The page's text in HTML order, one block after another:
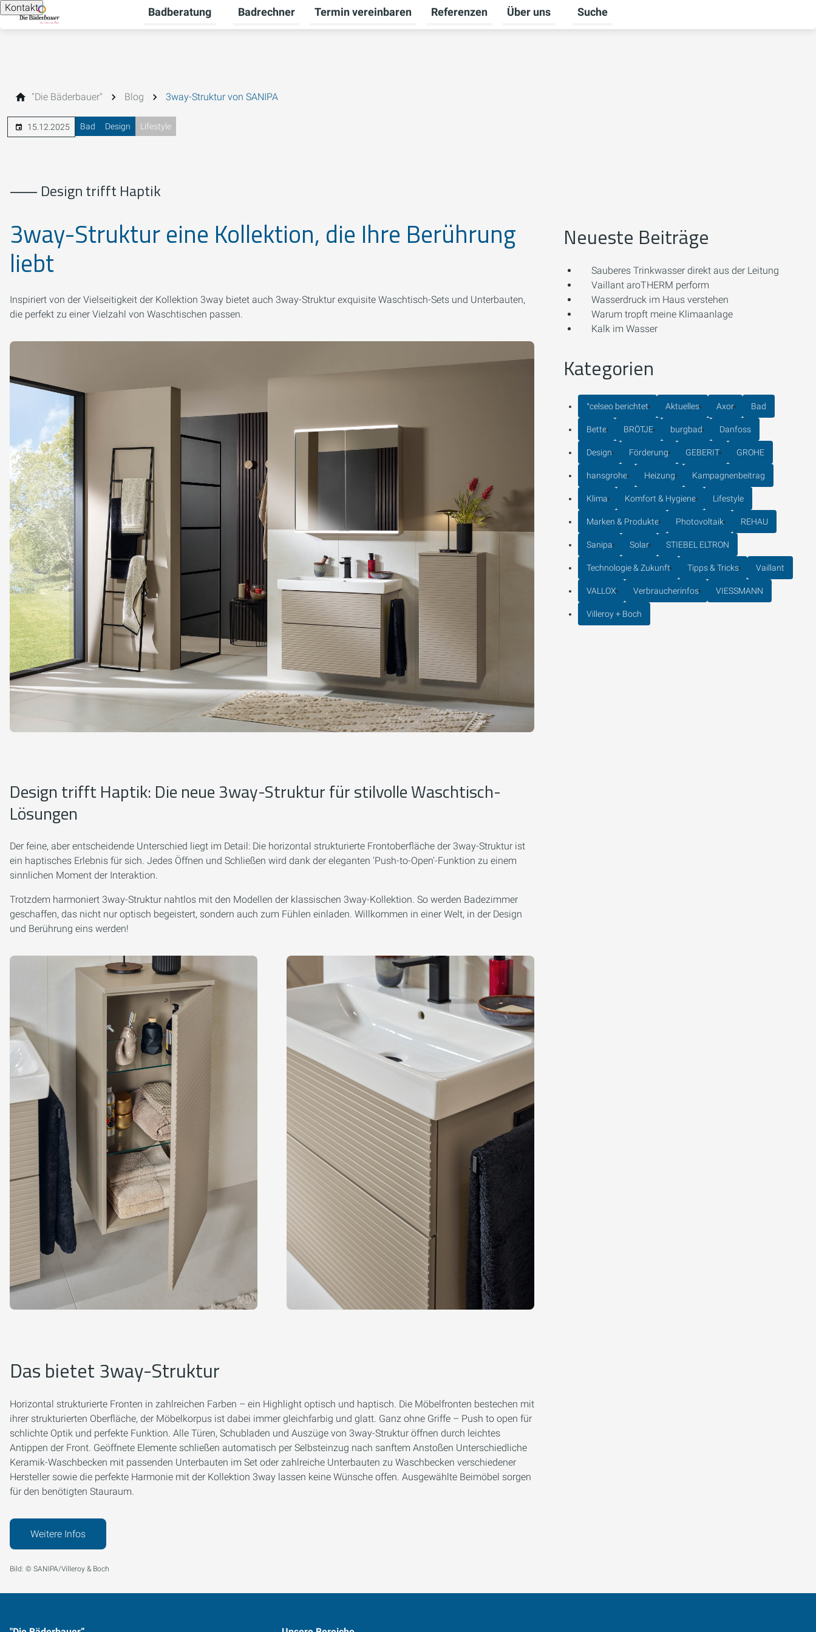
Kontakt Badberatung
Untermenü für Badberatung umschalten
Badrechner Termin vereinbaren Referenzen Über uns
Untermenü für Über uns umschalten
Suche
"Die Bäderbauer" Blog 3way-Struktur von SANIPA
15.12.2025 Bad Design Lifestyle
⸺ Design trifft Haptik
3way-Struktur eine Kollektion, die Ihre Berührung
liebt
Inspiriert von der Vielseitigkeit der Kollektion 3way bietet auch 3way-Struktur exquisite Waschtisch-Sets und Unterbauten,
die perfekt zu einer Vielzahl von Waschtischen passen.
Design trifft Haptik: Die neue 3way-Struktur für stilvolle Waschtisch-
Lösungen
Der feine, aber entscheidende Unterschied liegt im Detail: Die horizontal strukturierte Frontoberfläche der 3way-Struktur ist
ein haptisches Erlebnis für sich. Jedes Öffnen und Schließen wird dank der eleganten 'Push-to-Open'-Funktion zu einem
sinnlichen Moment der Interaktion.
Trotzdem harmoniert 3way-Struktur nahtlos mit den Modellen der klassischen 3way-Kollektion. So werden Badezimmer
geschaffen, das nicht nur optisch begeistert, sondern auch zum Fühlen einladen. Willkommen in einer Welt, in der Design
und Berührung eins werden!
Das bietet 3way-Struktur
Horizontal strukturierte Fronten in zahlreichen Farben – ein Highlight optisch und haptisch. Die Möbelfronten bestechen mit
ihrer strukturierten Oberfläche, der Möbelkorpus ist dabei immer gleichfarbig und glatt. Ganz ohne Griffe – Push to open für
schlichte Optik und perfekte Funktion. Alle Türen, Schubladen und Auszüge von 3way-Struktur öffnen durch leichtes
Antippen der Front. Geöffnete Elemente schließen automatisch per Selbsteinzug nach sanftem Anstoßen Unterschiedliche
Keramik-Waschbecken mit passenden Unterbauten im Set oder zahlreiche Unterbauten zu Waschbecken verschiedener
Hersteller sowie die perfekte Harmonie mit der Kollektion 3way lassen keine Wünsche offen. Ausgewählte Beimöbel sorgen
für den benötigten Stauraum.
Weitere Infos
Bild: © SANIPA/Villeroy & Boch
Neueste Beiträge
Sauberes Trinkwasser direkt aus der Leitung
Vaillant aroTHERM perform
Wasserdruck im Haus verstehen
Warum tropft meine Klimaanlage
Kalk im Wasser
Kategorien
°celseo berichtet Aktuelles Axor Bad
Bette BRÖTJE burgbad Danfoss
Design Förderung GEBERIT GROHE
hansgrohe Heizung Kampagnenbeitrag
Klima Komfort & Hygiene Lifestyle
Marken & Produkte Photovoltaik REHAU
Sanipa Solar STIEBEL ELTRON
Technologie & Zukunft Tipps & Tricks Vaillant
VALLOX Verbraucherinfos VIESSMANN
Villeroy + Boch